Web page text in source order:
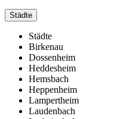
Städte
Städte
Birkenau
Dossenheim
Heddesheim
Hemsbach
Heppenheim
Lampertheim
Laudenbach